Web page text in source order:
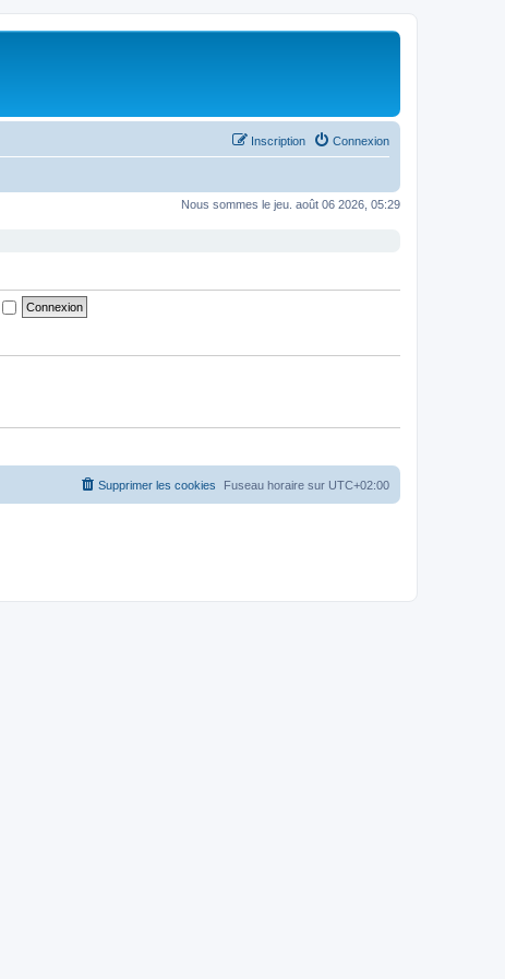
Connexion
Inscription
Nous sommes le jeu. août 06 2026, 05:29
Fuseau horaire sur UTC+02:00
Supprimer les cookies